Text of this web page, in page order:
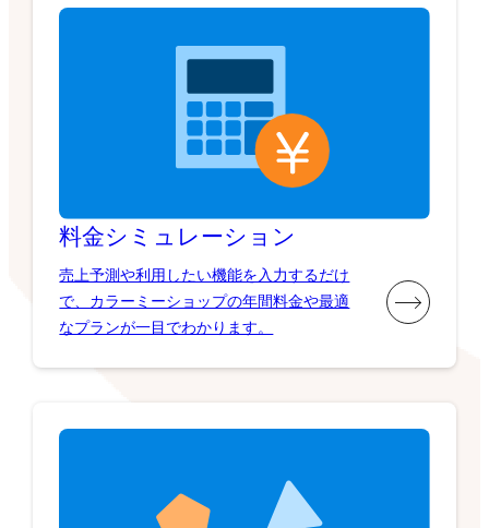
料金シミュレーション
売上予測や利用したい機能を入力するだけ
で、カラーミーショップの年間料金や最適
なプランが一目でわかります。